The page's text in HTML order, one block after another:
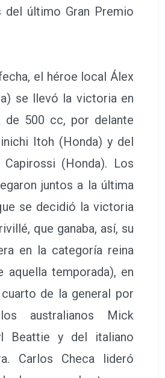
del último Gran Premio
el héroe local Álex
se llevó la victoria en
de 500 cc, por delante
Itoh (Honda) y del
(Honda). Los
juntos a la última
se decidió la victoria
que ganaba, así, su
en la categoría reina
aquella temporada), en
de la general por
australianos Mick
Beattie y del italiano
Carlos Checa lideró